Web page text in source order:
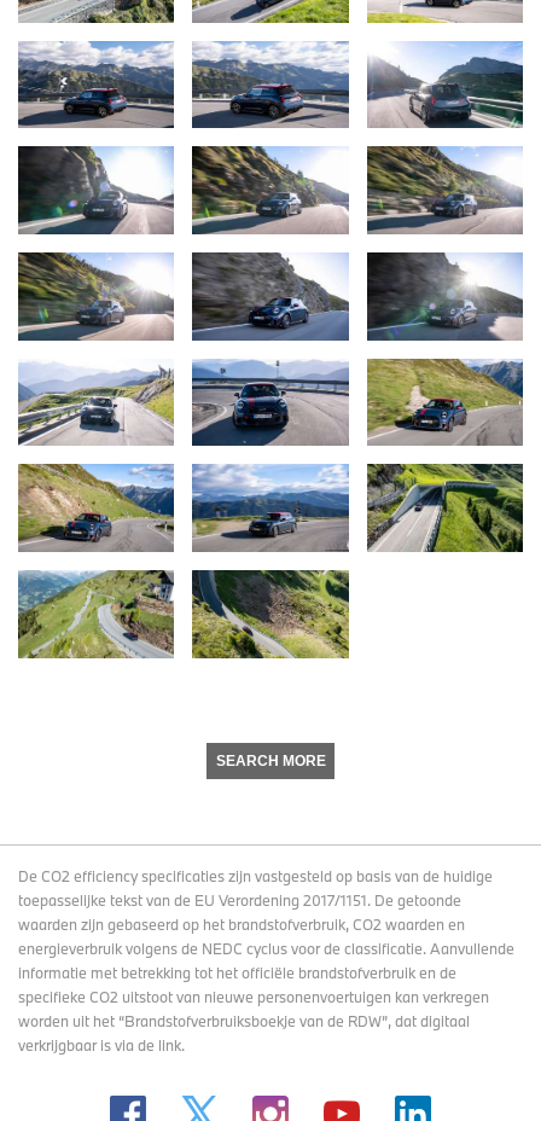
SEARCH MORE
De CO2 efficiency specificaties zijn vastgesteld op basis van de huidige
toepasselijke tekst van de EU Verordening 2017/1151. De getoonde
waarden zijn gebaseerd op het brandstofverbruik, CO2 waarden en
energieverbruik volgens de NEDC cyclus voor de classificatie. Aanvullende
informatie met betrekking tot het officiële brandstofverbruik en de
specifieke CO2 uitstoot van nieuwe personenvoertuigen kan verkregen
worden uit het “Brandstofverbruiksboekje van de RDW”, dat digitaal
verkrijgbaaris via de link.